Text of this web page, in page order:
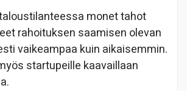
monet tahot
rahoituksen saamisen olevan
vaikeampaa kuin aikaisemmin.
startupeille kaavaillaan